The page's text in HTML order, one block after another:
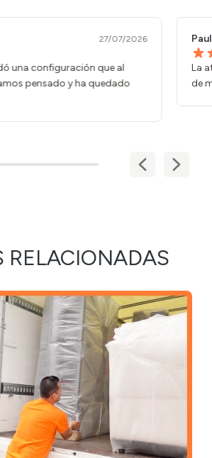
27/07/2026
una configuración que al
pensado y ha quedado
La
de
RELACIONADAS